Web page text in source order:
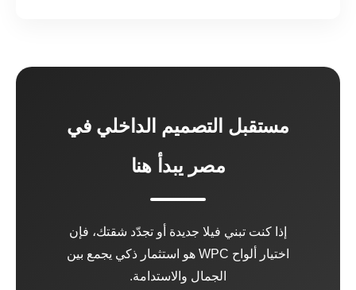
مستقبل التصميم الداخلي في
مصر يبدأ هنا
إذا كنت تبني فيلا جديدة أو تجدّد شقتك، فإن
اختيار ألواح WPC هو استثمار ذكي يجمع بين
الجمال والاستدامة.